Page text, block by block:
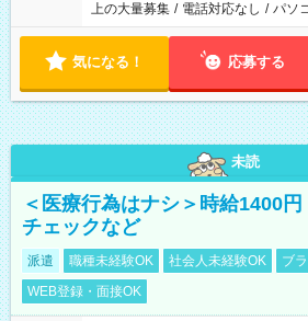
上の大量募集 / 電話対応なし / パソ
気になる！ 応募する
未読
＜医療行為はナシ＞時給1400
チェックなど
派遣 職種未経験OK 社会人未経験OK
ブ
WEB登録・面接OK